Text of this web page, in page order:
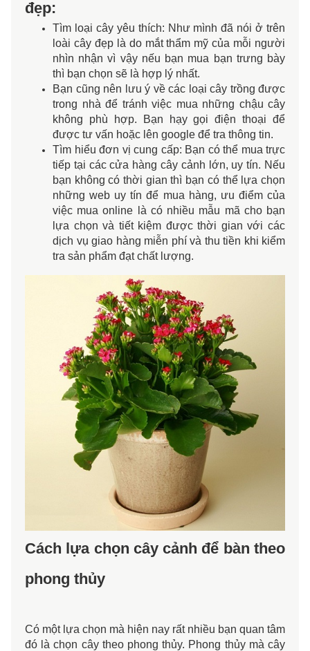
đẹp:
Tìm loại cây yêu thích: Như mình đã nói ở trên
loài cây đẹp là do mắt thẩm mỹ của mỗi người
nhìn nhận vì vậy nếu bạn mua bạn trưng bày
thì bạn chọn sẽ là hợp lý nhất.
Bạn cũng nên lưu ý về các loại cây trồng được
trong nhà để tránh việc mua những chậu cây
không phù hợp. Bạn hạy gọi điện thoại để
được tư vấn hoặc lên google để tra thông tin.
Tìm hiểu đơn vị cung cấp: Bạn có thể mua trực
tiếp tại các cửa hàng cây cảnh lớn, uy tín. Nếu
bạn không có thời gian thì bạn có thể lựa chọn
những web uy tín để mua hàng, ưu điểm của
việc mua online là có nhiều mẫu mã cho bạn
lựa chọn và tiết kiệm được thời gian với các
dịch vụ giao hàng miễn phí và thu tiền khi kiểm
tra sản phẩm đạt chất lượng.
Cách lựa chọn cây cảnh để bàn theo
phong thủy
Có một lựa chọn mà hiện nay rất nhiều bạn quan tâm
đó là chọn cây theo phong thủy. Phong thủy mà cây